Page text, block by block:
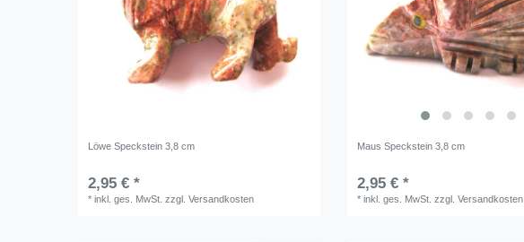
Löwe Speckstein 3,8 cm
2,95 € *
*inkl. ges. MwSt. zzgl.Versandkosten
Maus Speckstein 3,8 cm
2,95 € *
*inkl. ges. MwSt. zzgl.Versandkosten